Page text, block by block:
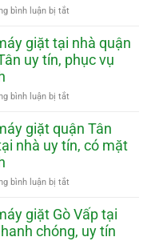
uy
tín,
bình luận bị tắt
máy
giặt
quận
uy
tín,
giặt tại nhà quận
uy tín, phục vụ
bình luận bị tắt
máy
giặt
tại
uy
tín,
giặt quận Tân
nhà uy tín, có mặt
bình luận bị tắt
máy
giặt
quận
giặt Gò Vấp tại
chóng, uy tín